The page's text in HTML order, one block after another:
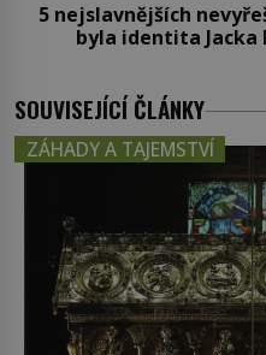
5 nejslavnějších
byla identita Jacka
SOUVISEJÍCÍ ČLÁNKY
ZÁHADY A TAJEMSTVÍ